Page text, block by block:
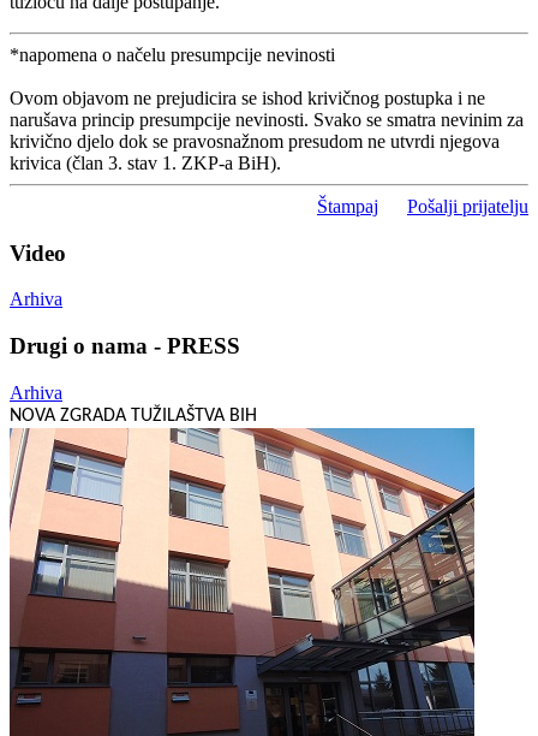
*napomena o načelu presumpcije nevinosti
Ovom objavom ne prejudicira se ishod krivičnog postupka i ne
narušava princip presumpcije nevinosti. Svako se smatra nevinim za
krivično djelo dok se pravosnažnom presudom ne utvrdi njegova
krivica (član 3. stav 1. ZKP-a BiH).
Štampaj Pošalji prijatelju
Video
Arhiva
Drugi o nama - PRESS
Arhiva
NOVA ZGRADA TUŽILAŠTVA BIH